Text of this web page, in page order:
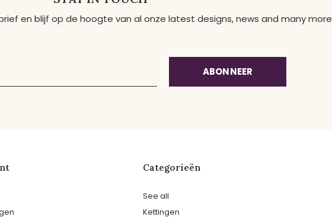
en blijf op de hoogte van al onze latest designs, news and many more
ABONNEER
Categorieën
See all
Kettingen